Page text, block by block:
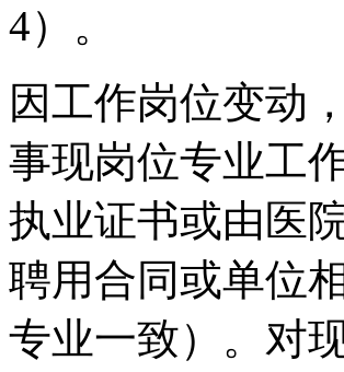
4）。
因工作岗位变动
事现岗位专业工
执业证书或由医
聘用合同或单位
专业一致）。对